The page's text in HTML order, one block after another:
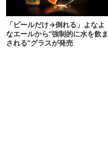
「ビールだけ→倒れる」よなよ
なエールから“強制的に水を飲ま
される”グラスが発売